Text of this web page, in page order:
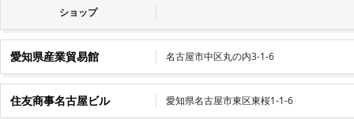
ショップ
愛知県産業貿易館 名古屋市中区丸の内3-1-6
住友商事名古屋ビル 愛知県名古屋市東区東桜1-1-6